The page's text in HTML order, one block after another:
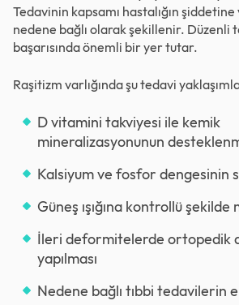
Tedavinin kapsamı hastalığın
nedene bağlı olarak şekillenir. Düzenli
başarısında önemli bir yer tutar.
Raşitizm varlığında şu tedavi
D vitamini takviyesi ile kemik
mineralizasyonunun
Kalsiyum ve fosfor dengesinin
Güneş ışığına kontrollü
İleri deformitelerde ortopedik
yapılması
Nedene bağlı tıbbi tedavilerin